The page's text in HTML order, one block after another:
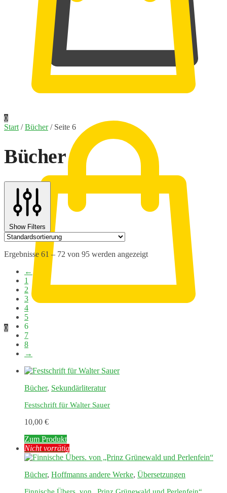
0
0
Start /Bücher/ Seite 6
Bücher
Show Filters
Ergebnisse 61 – 72 von 95 werden angezeigt
←
1
2
3
4
5
6
7
8
→
Bücher, Sekundärliteratur
Festschrift für Walter Sauer
10,00 €
Zum Produkt
Nicht vorrätig
Bücher, Hoffmanns andere Werke, Übersetzungen
Finnische Übers. von „Prinz Grünewald und Perlenfein“